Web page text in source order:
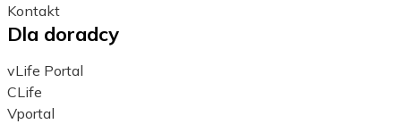
Kontakt
Dla doradcy
vLife Portal
CLife
Vportal